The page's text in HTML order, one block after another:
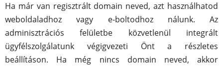
Ha már van regisztrált domain neved, azt használhatod
weboldaladhoz vagy e-boltodhoz nálunk. Az
adminisztrációs felületbe közvetlenül integrált
ügyfélszolgálatunk végigvezeti Önt a részletes
beállításon. Ha még nincs domain neved, akkor